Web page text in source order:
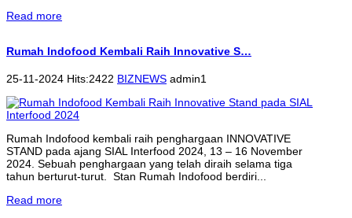
Read more
Rumah Indofood Kembali Raih Innovative S…
25-11-2024 Hits:2422 BIZNEWS admin1
Rumah Indofood kembali raih penghargaan INNOVATIVE
STAND pada ajang SIAL Interfood 2024, 13 – 16 November
2024. Sebuah penghargaan yang telah diraih selama tiga
tahun berturut-turut. Stan Rumah Indofood berdiri...
Read more